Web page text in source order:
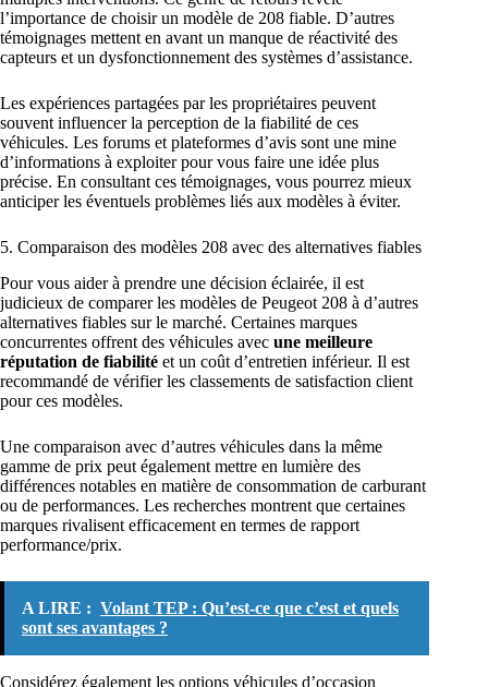
l’importance de choisir un modèle de 208 fiable. D’autres
témoignages mettent en avant un manque de réactivité des
capteurs et un dysfonctionnement des systèmes d’assistance.
Les expériences partagées par les propriétaires peuvent
souvent influencer la perception de la fiabilité de ces
véhicules. Les forums et plateformes d’avis sont une mine
d’informations à exploiter pour vous faire une idée plus
précise. En consultant ces témoignages, vous pourrez mieux
anticiper les éventuels problèmes liés aux modèles à éviter.
5. Comparaison des modèles 208 avec des alternatives fiables
Pour vous aider à prendre une décision éclairée, il est
judicieux de comparer les modèles de Peugeot 208 à d’autres
alternatives fiables sur le marché. Certaines marques
concurrentes offrent des véhicules avec une meilleure
réputation de fiabilité et un coût d’entretien inférieur. Il est
recommandé de vérifier les classements de satisfaction client
pour ces modèles.
Une comparaison avec d’autres véhicules dans la même
gamme de prix peut également mettre en lumière des
différences notables en matière de consommation de carburant
ou de performances. Les recherches montrent que certaines
marques rivalisent efficacement en termes de rapport
performance/prix.
A LIRE : Volant TEP : Qu’est-ce que c’est et quels
sont ses avantages ?
Considérez également les options véhicules d’occasion